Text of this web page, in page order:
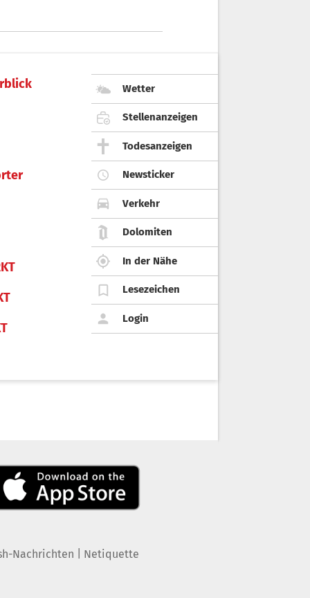
Wetter
Stellenanzeigen
Todesanzeigen
Newsticker
Verkehr
Dolomiten
In der Nähe
Lesezeichen
Login
Nachrichten Netiquette